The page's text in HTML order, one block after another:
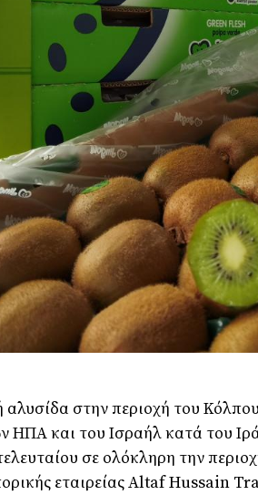
αλυσίδα στην περιοχή του
ΗΠΑ και του Ισραήλ κατά του
τελευταίου σε ολόκληρη την
εταιρείας Altaf Hussain